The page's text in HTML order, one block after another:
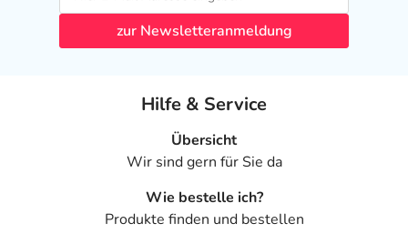
zur Newsletteranmeldung
Hilfe & Service
Übersicht
Wir sind gern für Sie da
Wie bestelle ich?
Produkte finden und bestellen